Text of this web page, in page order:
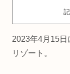
2023年4月15
リゾート。